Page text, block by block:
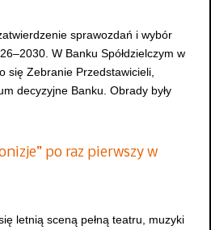
sprawozdań i wybór
W Banku Spółdzielczym w
się Zebranie Przedstawicieli,
decyzyjne Banku. Obrady były
po raz pierwszy w
letnią sceną pełną teatru, muzyki